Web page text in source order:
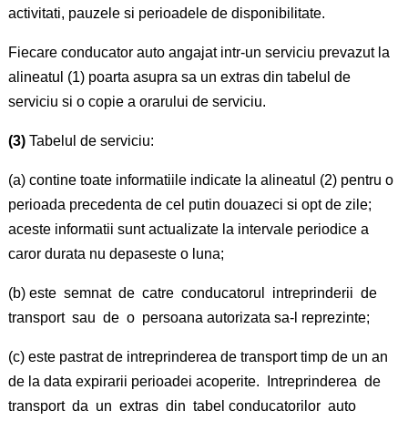
activitati, pauzele si perioadele de disponibilitate.
Fiecare conducator auto angajat intr-un serviciu prevazut la
alineatul (1) poarta asupra sa un extras din tabelul de
serviciu si o copie a orarului de serviciu.
(3)Tabelul de serviciu:
(a) contine toate informatiile indicate la alineatul (2) pentru o
perioada precedenta de cel putin douazeci si opt de zile;
aceste informatii sunt actualizate la intervale periodice a
caror durata nu depaseste o luna;
(b) este semnat de catre conducatorul intreprinderii de
transport sau de o persoana autorizata sa-l reprezinte;
(c) este pastrat de intreprinderea de transport timp de un an
de la data expirarii perioadei acoperite. Intreprinderea de
transport da un extras din tabel conducatorilor auto